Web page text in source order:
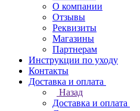
О компании
Отзывы
Реквизиты
Магазины
Партнерам
Инструкции по уходу
Контакты
Доставка и оплата
Назад
Доставка и оплата